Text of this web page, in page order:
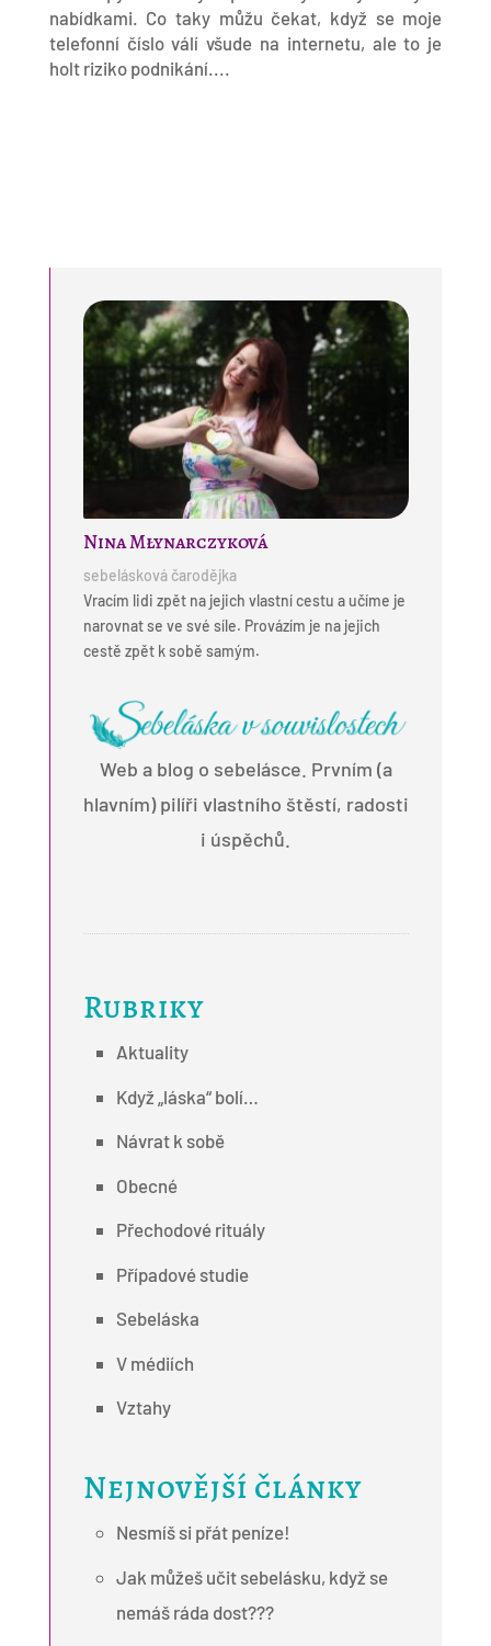
nabídkami. Co taky můžu čekat, když se moje
telefonní číslo válí všude na internetu, ale to je
holt riziko podnikání....
Nina Młynarczyková
sebelásková čarodějka
Vracím lidi zpět na jejich vlastní cestu a učíme je
narovnat se ve své síle. Provázím je na jejich
cestě zpět k sobě samým.
Web a blog o sebelásce. Prvním (a
hlavním) pilíři vlastního štěstí, radosti
i úspěchů.
Rubriky
Aktuality
Když „láska“ bolí…
Návrat k sobě
Obecné
Přechodové rituály
Případové studie
Sebeláska
V médiích
Vztahy
Nejnovější články
Nesmíš si přát peníze!
Jak můžeš učit sebelásku, když se
nemáš ráda dost???